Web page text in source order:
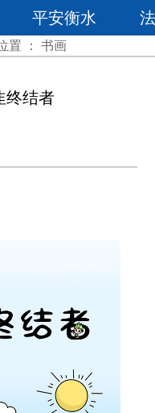
平安衡水
置 ： 书画
终结者